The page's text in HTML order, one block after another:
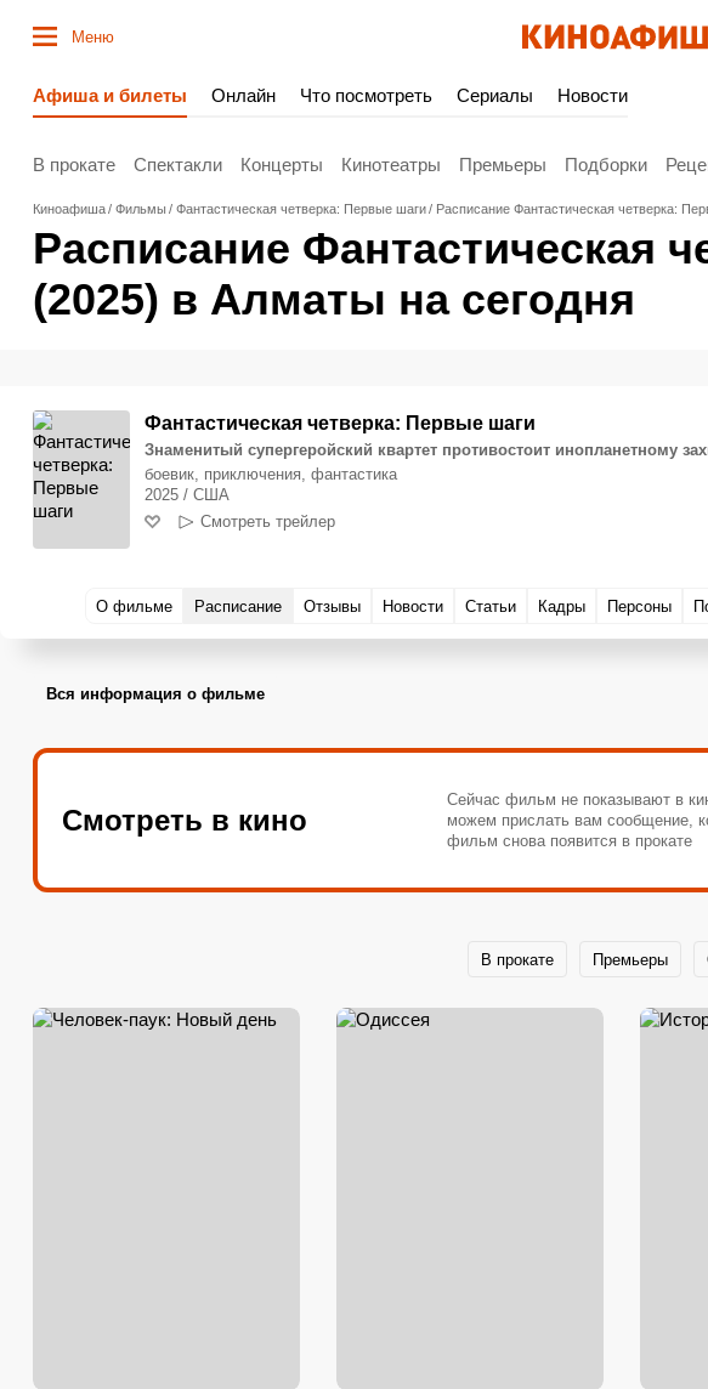
Меню
Афиша и билеты Онлайн Что посмотреть Сериалы Новости
В прокате Спектакли Концерты Кинотеатры Премьеры Подборки
Киноафиша Фильмы Фантастическая четверка: Первые шаги Расписание Фантастическая четверка:
Расписание Фантастическая
(2025) в Алматы на сегодня
Фантастическая четверка: Первые шаги
Знаменитый супергеройский квартет противостоит инопланетному
боевик, приключения, фантастика
2025 / США
Смотреть трейлер
О фильме Расписание Отзывы Новости Статьи Кадры Персоны
Вся информация о фильме
Смотреть в кино
Сейчас фильм не показывают в
можем прислать вам сообщение,
фильм снова появится в прокате
В прокате Премьеры